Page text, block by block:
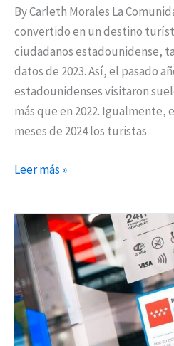
By Carleth Morales La
convertido en un destino
ciudadanos estadounidense,
datos de 2023. Así, el pasado
estadounidenses visitaron
más que en 2022. Igualmente,
meses de 2024 los turistas
Leer más »
La
Comunidad
de
Madrid
convoca
los
Premios